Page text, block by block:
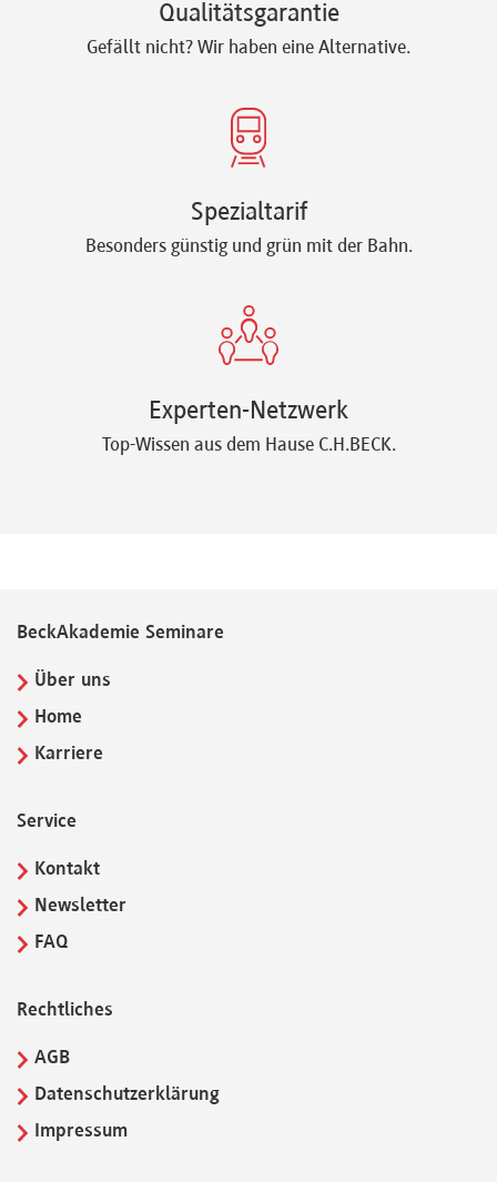
Qualitätsgarantie
Gefällt nicht? Wir haben eine Alternative.
Spezialtarif
Besonders günstig und grün mit der Bahn.
Experten-Netzwerk
Top-Wissen aus dem Hause C.H.BECK.
BeckAkademie Seminare
Über uns
Home
Karriere
Service
Kontakt
Newsletter
FAQ
Rechtliches
AGB
Datenschutzerklärung
Impressum